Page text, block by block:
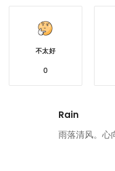
不太好
0
Rain
雨落清风。心